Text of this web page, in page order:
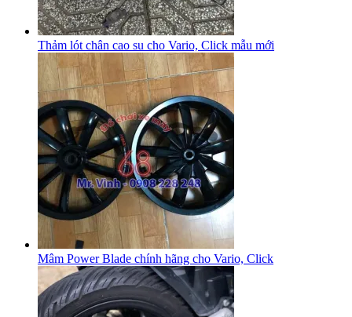
Thảm lót chân cao su cho Vario, Click mẫu mới
Mâm Power Blade chính hãng cho Vario, Click